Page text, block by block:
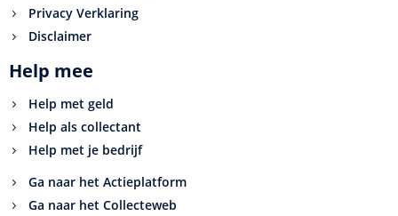
Privacy Verklaring
Disclaimer
Help mee
Help met geld
Help als collectant
Help met je bedrijf
Ga naar het Actieplatform
Ga naar het Collecteweb